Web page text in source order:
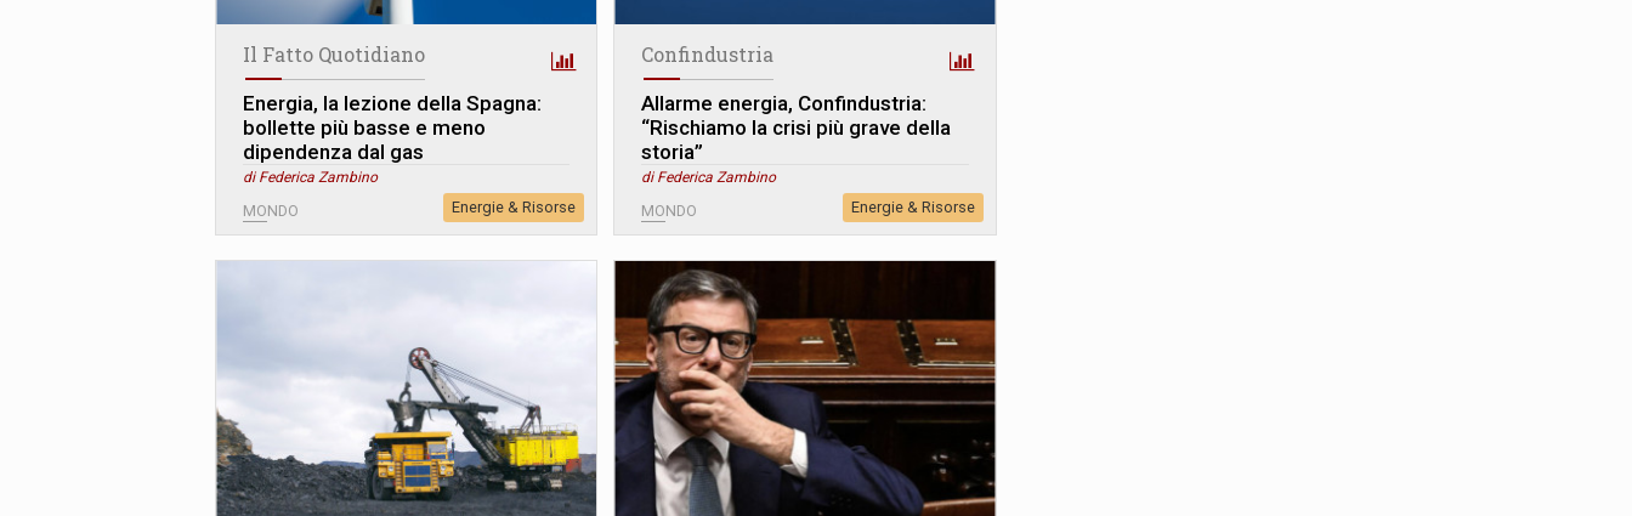
Il Fatto Quotidiano
Energia, la lezione della Spagna:
bollette più basse e meno
dipendenza dal gas
di Federica Zambino
MONDO Energie & Risorse
Confindustria
Allarme energia, Confindustria:
“Rischiamo la crisi più grave della
storia”
di Federica Zambino
MONDO Energie & Risorse